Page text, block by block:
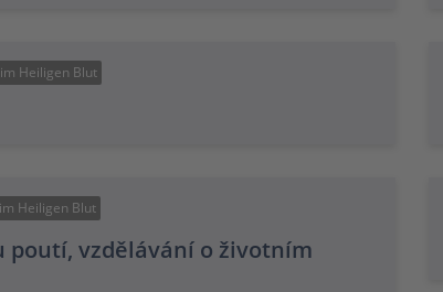
Heiligen Blut
Heiligen Blut
vzdělávání o životním